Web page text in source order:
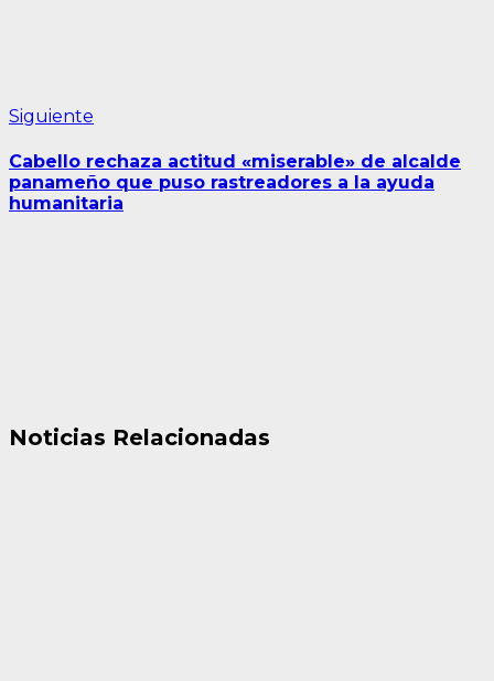
Siguiente
Cabello rechaza actitud «miserable» de alcalde
panameño que puso rastreadores a la ayuda
humanitaria
Noticias Relacionadas